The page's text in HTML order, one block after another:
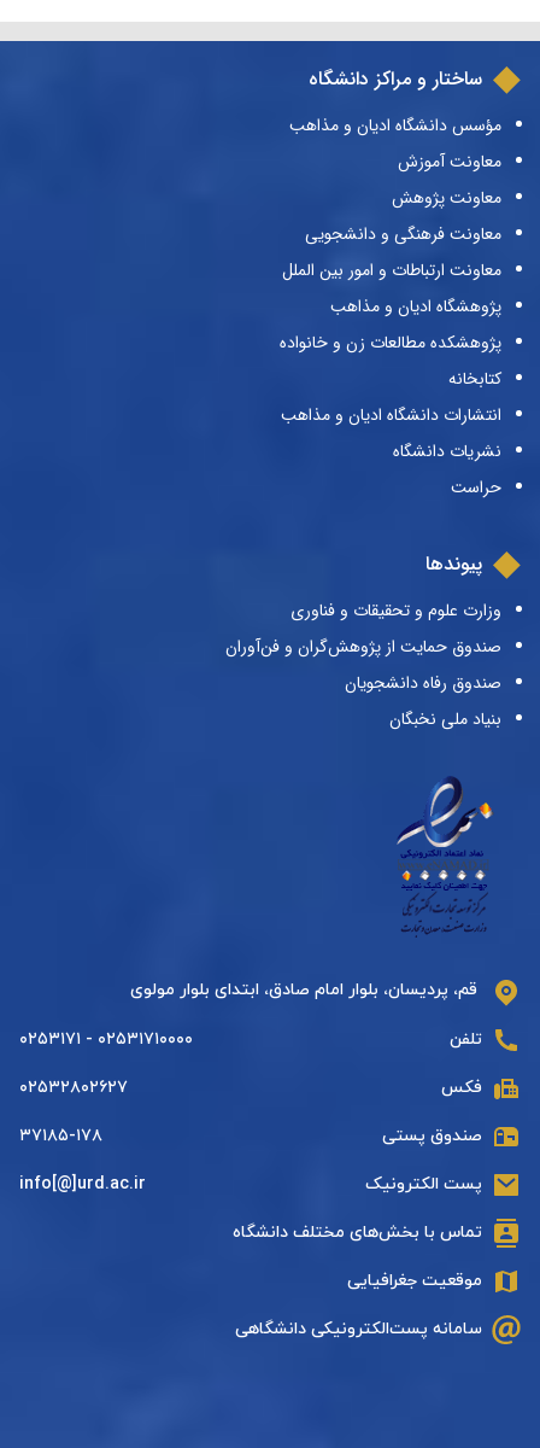
ساختار و مراکز دانشگاه
مؤسس دانشگاه ادیان و مذاهب
معاونت آموزش
معاونت پژوهش
معاونت فرهنگی و دانشجویی
معاونت ارتباطات و امور بین الملل
پژوهشگاه ادیان و مذاهب
پژوهشکده مطالعات زن و خانواده
کتابخانه
انتشارات دانشگاه ادیان و مذاهب
نشریات دانشگاه
حراست
پیوندها
وزارت علوم و تحقیقات و فناوری
صندوق حمایت از پژوهش‌گران و فن‌آوران
صندوق رفاه دانشجویان
بنیاد ملی نخبگان
قم، پردیسان، بلوار امام صادق، ابتدای بلوار مولوی
تلفن ۰۲۵۳۱۷۱۰۰۰۰ - ۰۲۵۳۱۷۱
فکس ۰۲۵۳۲۸۰۲۶۲۷
صندوق پستی ۳۷۱۸۵-۱۷۸
پست الکترونیک info[@]urd.ac.ir
تماس با بخش‌های مختلف دانشگاه
موقعیت جغرافیایی
سامانه پست‌الکترونیکی دانشگاهی